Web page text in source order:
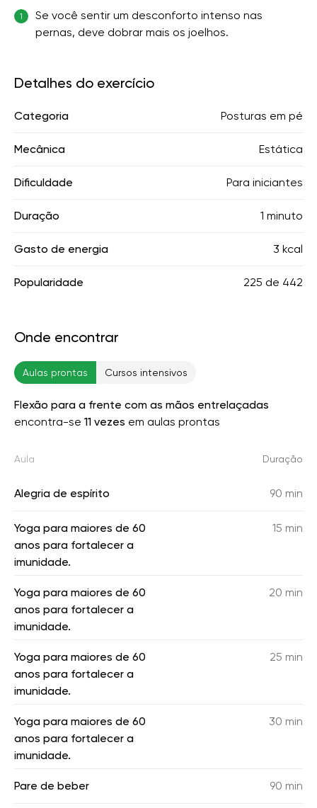
1
Se você sentir um desconforto intenso nas
pernas, deve dobrar mais os joelhos.
Detalhes do exercício
Categoria Posturas em pé
Mecânica Estática
Dificuldade Para iniciantes
Duração 1 minuto
Gasto de energia 3 kcal
Popularidade 225 de 442
Onde encontrar
Aulas prontas Cursos intensivos
Flexão para a frente com as mãos entrelaçadas
encontra-se 11 vezes em aulas prontas
Aula Duração
Alegria de espírito 90 min
Yoga para maiores de 60
anos para fortalecer a
imunidade.
15 min
Yoga para maiores de 60
anos para fortalecer a
imunidade.
20 min
Yoga para maiores de 60
anos para fortalecer a
imunidade.
25 min
Yoga para maiores de 60
anos para fortalecer a
imunidade.
30 min
Pare de beber 90 min